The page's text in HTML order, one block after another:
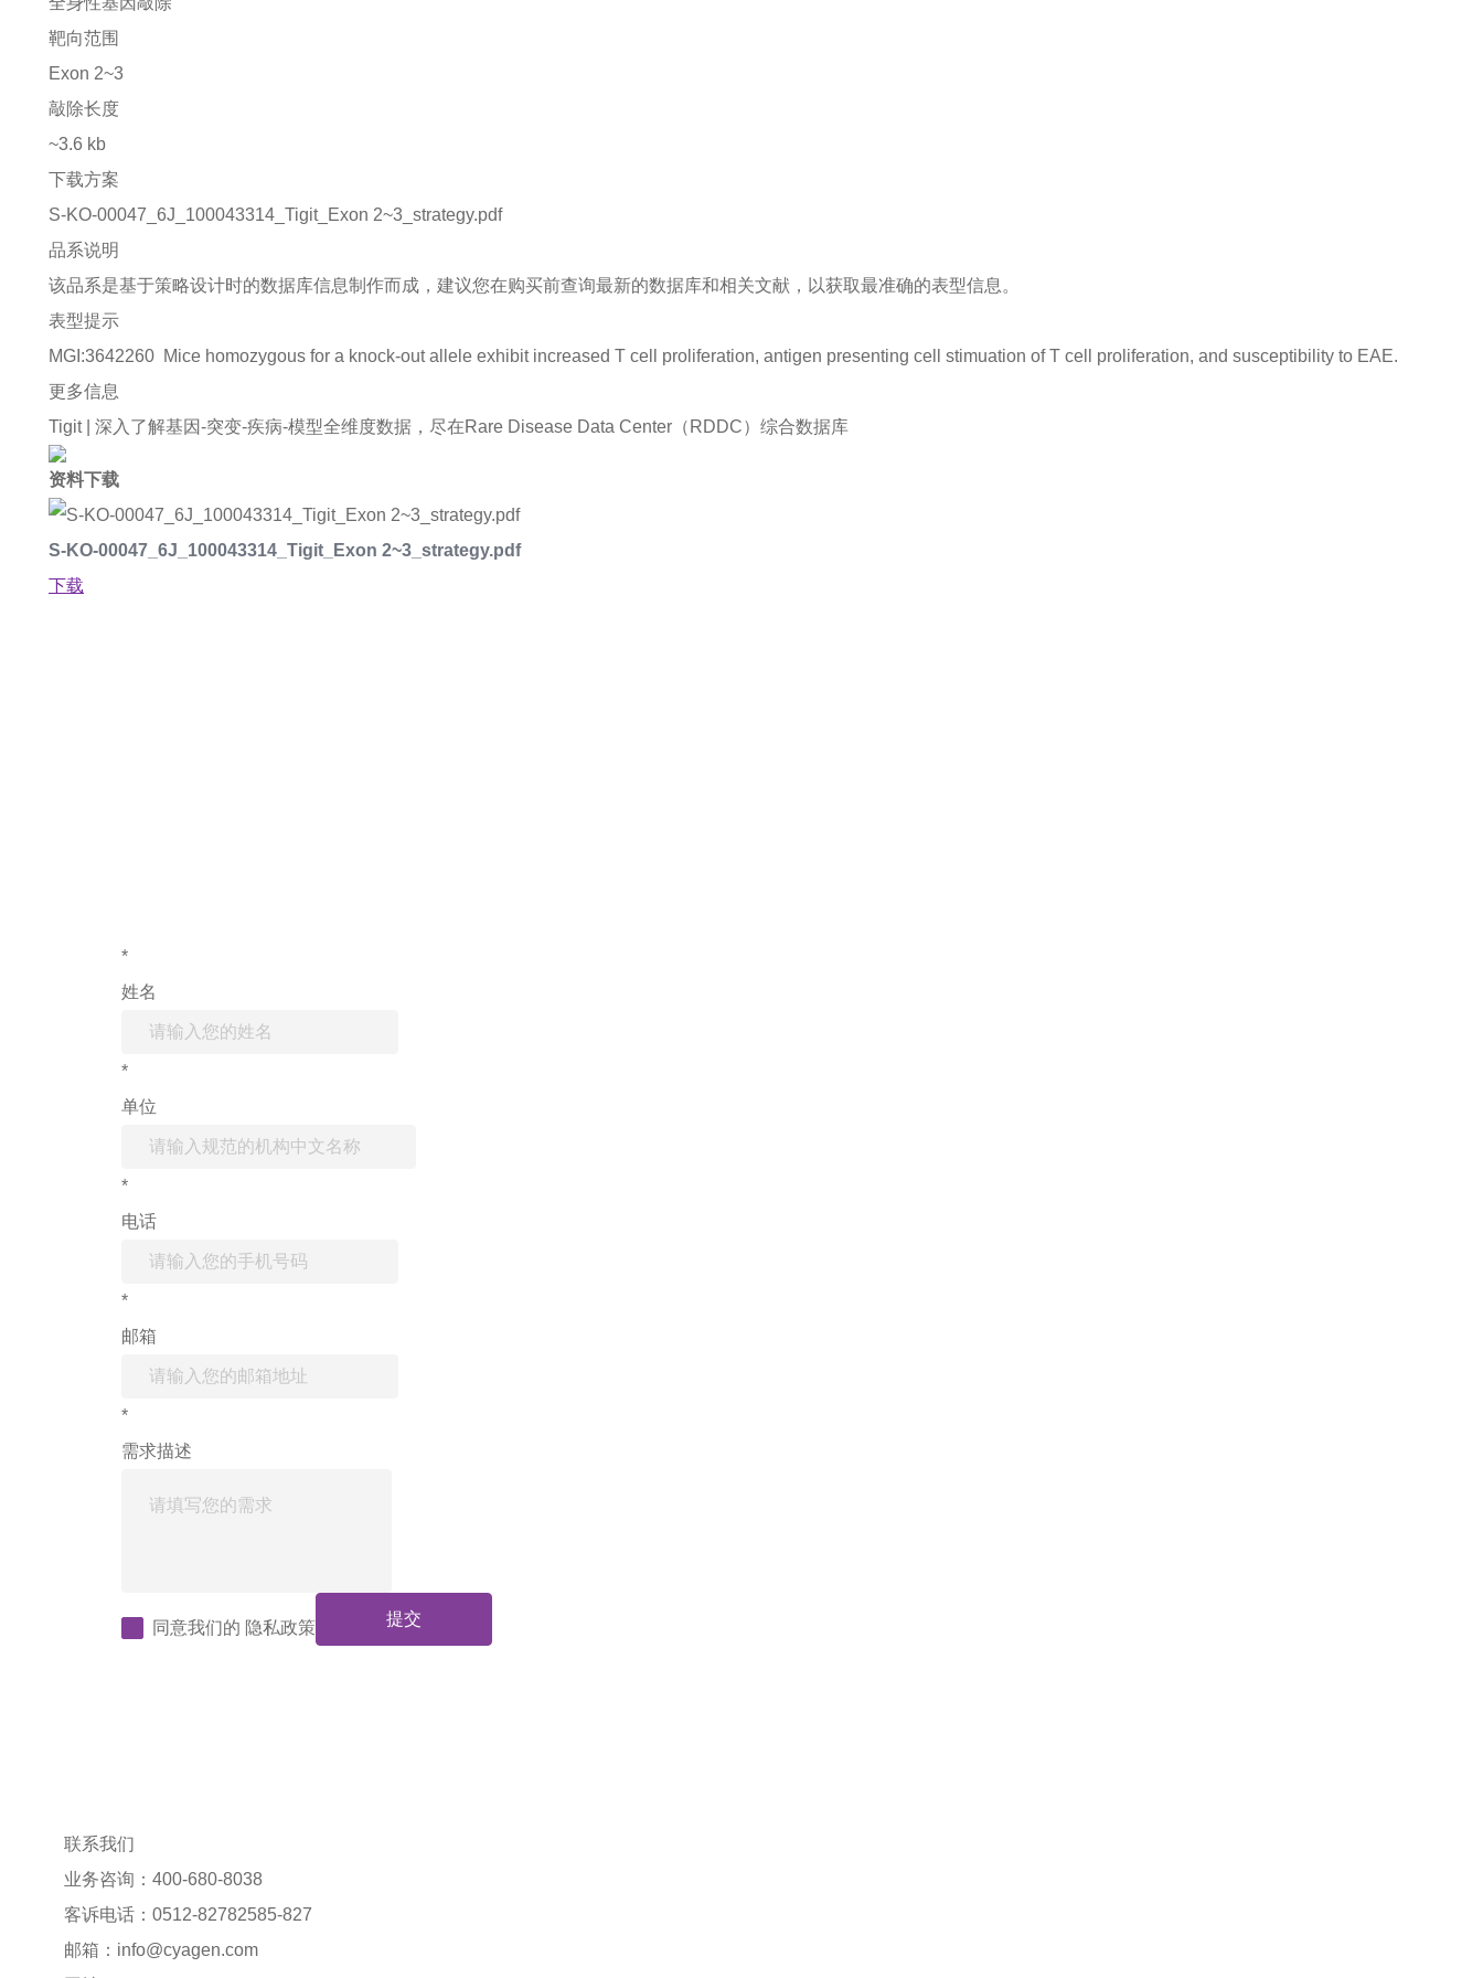
靶向范围
Exon 2~3
敲除长度
~3.6 kb
下载方案
S-KO-00047_6J_100043314_Tigit_Exon 2~3_strategy.pdf
品系说明
该品系是基于策略设计时的数据库信息制作而成，建议您在购买前查询最新的数据库和相关文献，以获取最准确的表型信息。
表型提示
MGI:3642260 Mice homozygous for a knock-out allele exhibit increased T cell proliferation, antigen presenting cell stimuation of T cell proliferation, and susceptibility to EAE.
更多信息
Tigit | 深入了解基因-突变-疾病-模型全维度数据，尽在Rare Disease Data Center（RDDC）综合数据库
资料下载
S-KO-00047_6J_100043314_Tigit_Exon 2~3_strategy.pdf
下载
*
姓名
*
单位
*
电话
*
邮箱
*
需求描述
同意我们的 隐私政策 提交
联系我们
业务咨询：400-680-8038
客诉电话：0512-82782585-827
邮箱： info@cyagen.com